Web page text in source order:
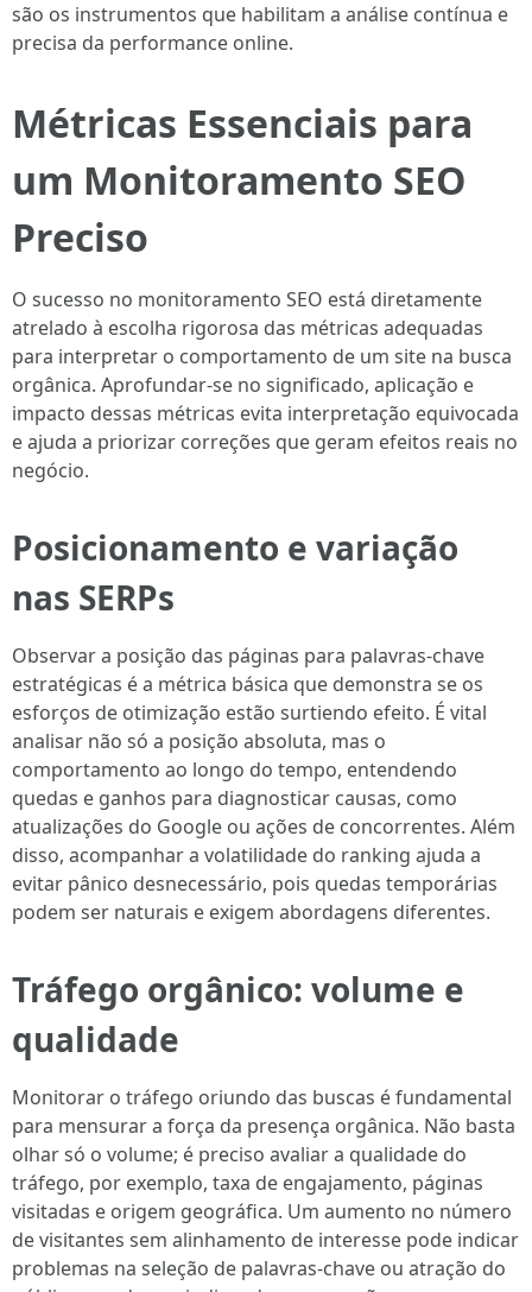
são os instrumentos que habilitam a análise contínua e
precisa da performance online.
Métricas Essenciais para
um Monitoramento SEO
Preciso
O sucesso no monitoramento SEO está diretamente
atrelado à escolha rigorosa das métricas adequadas
para interpretar o comportamento de um site na busca
orgânica. Aprofundar-se no significado, aplicação e
impacto dessas métricas evita interpretação equivocada
e ajuda a priorizar correções que geram efeitos reais no
negócio.
Posicionamento e variação
nas SERPs
Observar a posição das páginas para palavras-chave
estratégicas é a métrica básica que demonstra se os
esforços de otimização estão surtiendo efeito. É vital
analisar não só a posição absoluta, mas o
comportamento ao longo do tempo, entendendo
quedas e ganhos para diagnosticar causas, como
atualizações do Google ou ações de concorrentes. Além
disso, acompanhar a volatilidade do ranking ajuda a
evitar pânico desnecessário, pois quedas temporárias
podem ser naturais e exigem abordagens diferentes.
Tráfego orgânico: volume e
qualidade
Monitorar o tráfego oriundo das buscas é fundamental
para mensurar a força da presença orgânica. Não basta
olhar só o volume; é preciso avaliar a qualidade do
tráfego, por exemplo, taxa de engajamento, páginas
visitadas e origem geográfica. Um aumento no número
de visitantes sem alinhamento de interesse pode indicar
problemas na seleção de palavras-chave ou atração do